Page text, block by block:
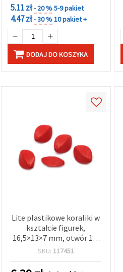
5.11 zł- 20 %5-9 pakiet
4.47 zł- 30 %10 pakiet +
DODAJ DO KOSZYKA
Lite plastikowe koraliki w
kształcie figurek,
16,5×13×7 mm, otwór 1,5
mm, czerwone – 50 g ~70
SKU: 117451